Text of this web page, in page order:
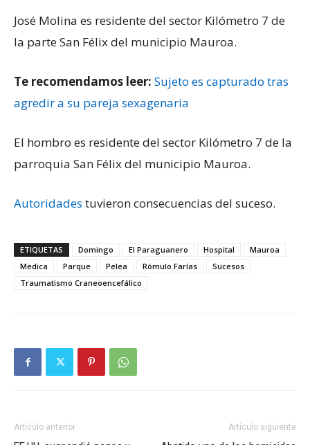
José Molina es residente del sector Kilómetro 7 de
la parte San Félix del municipio Mauroa.
Te recomendamos leer: Sujeto es capturado tras
agredir a su pareja sexagenaria
El hombro es residente del sector Kilómetro 7 de la
parroquia San Félix del municipio Mauroa.
Autoridades tuvieron consecuencias del suceso.
ETIQUETAS Domingo El Paraguanero Hospital
Mauroa
Medica
Parque Pelea Rómulo Farías
Sucesos
Traumatismo Craneoencefálico
Artículo anterior Artículo siguiente